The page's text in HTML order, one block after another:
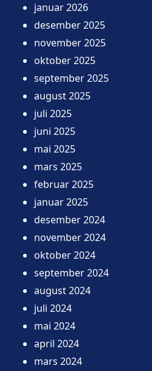
januar 2026
desember 2025
november 2025
oktober 2025
september 2025
august 2025
juli 2025
juni 2025
mai 2025
mars 2025
februar 2025
januar 2025
desember 2024
november 2024
oktober 2024
september 2024
august 2024
juli 2024
mai 2024
april 2024
mars 2024